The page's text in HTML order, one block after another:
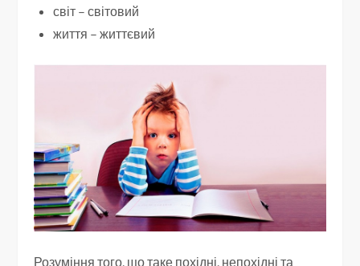
світ – світовий
життя – життєвий
Розуміння того, що таке похідні, непохідні та